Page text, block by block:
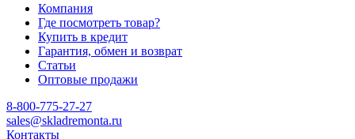
Компания
Где посмотреть товар?
Купить в кредит
Гарантия, обмен и возврат
Статьи
Оптовые продажи
8-800-775-27-27
sales@skladremonta.ru
Контакты